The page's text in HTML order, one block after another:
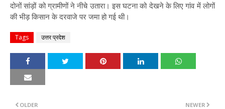
दोनों सांड़ों को ग्रामीणों ने नीचे उतारा। इस घटना को देखने के लिए गांव में लोगों
की भीड़ किसान के दरवाजे पर जमा हो गई थी।
Tags उत्तर प्रदेश
NEWER
OLDER